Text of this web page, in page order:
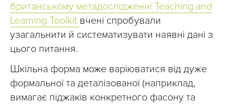
британському метадослідженні Teaching and
Learning Toolkit вчені спробували
узагальнити й систематизувати наявні дані з
цього питання.
Шкільна форма може варіюватися від дуже
формальної та деталізованої (наприклад,
вимагає піджаків конкретного фасону та